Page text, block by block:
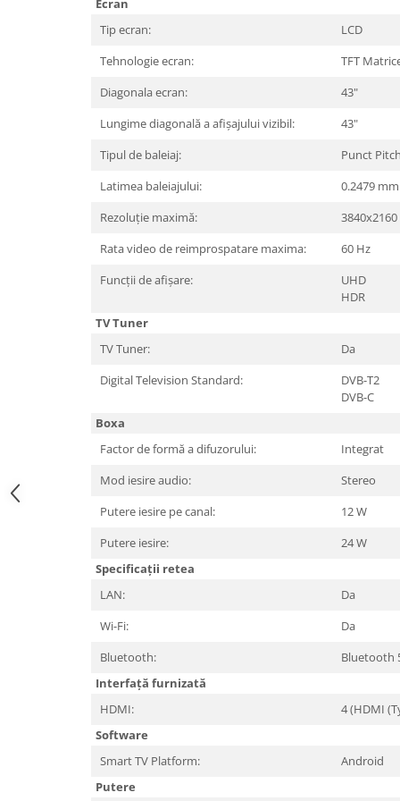
Surse
Servere & Componente
Componente Server
Multifunctionale
Imprimante 3D
Ecran
Tip ecran:
LCD
Tehnologie ecran:
TFT
Diagonala ecran:
43"
Lungime diagonală a afișajului vizibil:
43"
Tipul de baleiaj:
Punct Pitch
Latimea baleiajului:
0.2479 mm
Rezoluție maximă:
3840x2160
Rata video de reimprospatare maxima:
60 Hz
Funcții de afișare:
UHD
HDR
TV Tuner
TV Tuner:
Da
Digital Television Standard:
DVB-T2
DVB-C
Boxa
Factor de formă a difuzorului:
Integrat
Mod iesire audio:
Stereo
Putere iesire pe canal:
12 W
Putere iesire:
24 W
Specificații retea
LAN:
Da
Wi-Fi:
Da
Bluetooth:
Bluetooth
Interfață furnizată
HDMI:
4 (HDMI
Software
Smart TV Platform:
Android
Putere